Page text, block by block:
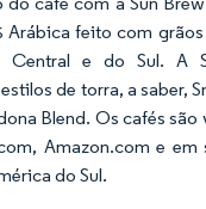
Arábica feito com
Central e do Sul. A
de torra, a saber,
Blend. Os cafés
Amazon.com e em
do Sul.